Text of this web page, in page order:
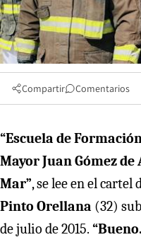
Compartir Comentarios
“Escuela de
Mayor Juan Gómez
Mar”, se lee en el
Pinto Orellana (32)
de julio de 2015.